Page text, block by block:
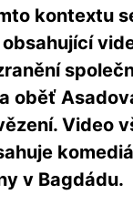
kontextu
oběť
Video
v Bagdádu.